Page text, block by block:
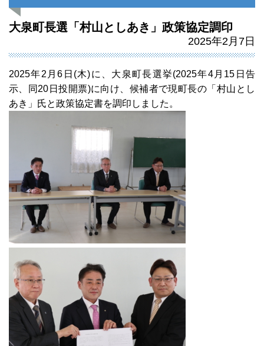
大泉町長選「村山としあき」政策協定調印
2025年2月7日
2025年2月6日(木)に、大泉町長選挙(2025年4月15日告
示、同20日投開票)に向け、候補者で現町長の「村山とし
あき」氏と政策協定書を調印しました。